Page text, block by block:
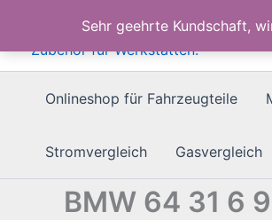
Sehr geehrte Kundschaft,
springen
Onlineshop für Fahrzeugteile
Stromvergleich Gasvergleich
BMW 64 31 6